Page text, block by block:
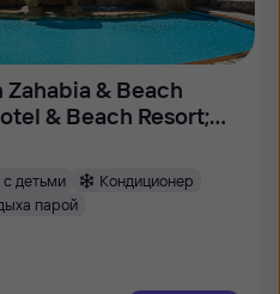
& Beach
& Beach Resort;
детьми
Кондиционер
парой